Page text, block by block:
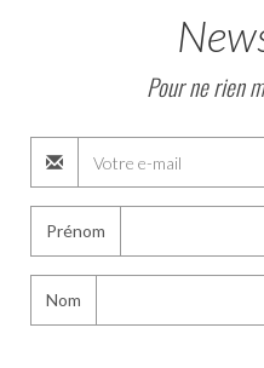
Pour ne rien
Prénom
Nom